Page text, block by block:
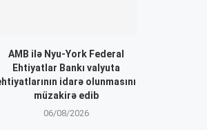
AMB ilə Nyu-York Federal
Ehtiyatlar Bankı valyuta
idarə olunmasını
müzakirə edib
06/08/2026